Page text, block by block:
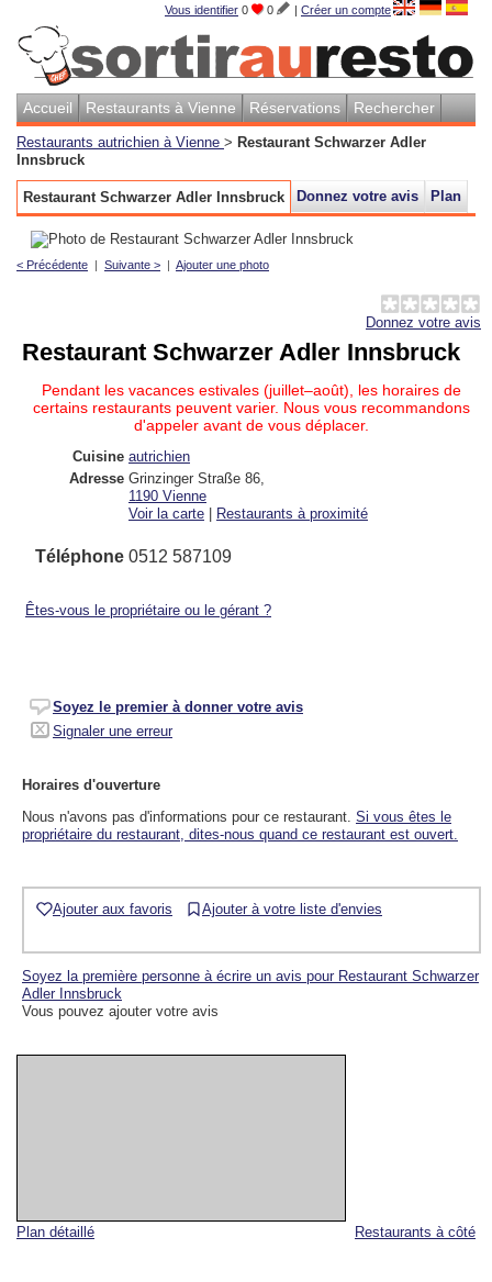
Vous identifier 0 0 | Créer un compte
Accueil Restaurants à Vienne Réservations Rechercher
Restaurants autrichien à Vienne > Restaurant Schwarzer Adler
Innsbruck
Restaurant Schwarzer Adler Innsbruck Donnez votre avis Plan
< Précédente | Suivante > | Ajouter une photo
Restaurants à côté
Plan détaillé
Donnez votre avis
Restaurant Schwarzer Adler Innsbruck
Pendant les vacances estivales (juillet–août), les horaires de
certains restaurants peuvent varier. Nous vous recommandons
d'appeler avant de vous déplacer.
Cuisine autrichien
Adresse Grinzinger Straße 86
1190 Vienne
Voir la carte
Restaurants à proximité
Téléphone 0512 587109
Êtes-vous le propriétaire ou le gérant ?
Soyez le premier à donner votre avis
Signaler une erreur
Horaires d'ouverture
Nous n'avons pas d'informations pour ce restaurant. Si vous êtes le
propriétaire du restaurant, dites-nous quand ce restaurant est ouvert.
Ajouter aux favoris Ajouter à votre liste d'envies
Soyez la première personne à écrire un avis pour Restaurant Schwarzer
Adler Innsbruck
Vous pouvez ajouter votre avis